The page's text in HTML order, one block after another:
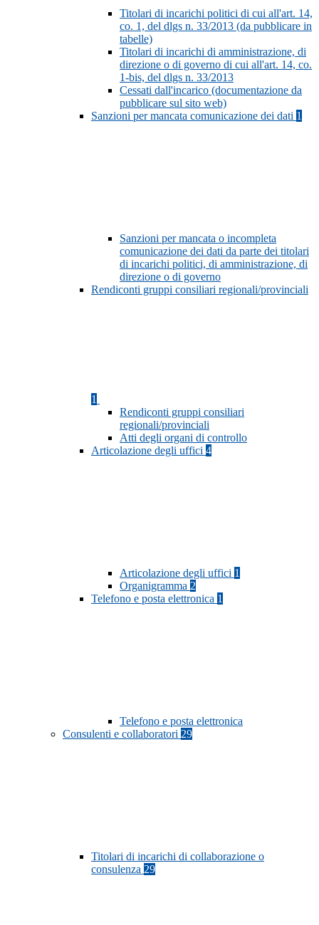
Titolari di incarichi politici di cui all'art. 14,
co. 1, del dlgs n. 33/2013 (da pubblicare in
tabelle)
Titolari di incarichi di amministrazione, di
direzione o di governo di cui all'art. 14, co.
1-bis, del dlgs n. 33/2013
Cessati dall'incarico (documentazione da
pubblicare sul sito web)
Sanzioni per mancata comunicazione dei dati 1
Sanzioni per mancata o incompleta
comunicazione dei dati da parte dei titolari
di incarichi politici, di amministrazione, di
direzione o di governo
Rendiconti gruppi consiliari regionali/provinciali
1
Rendiconti gruppi consiliari
regionali/provinciali
Atti degli organi di controllo
Articolazione degli uffici 4
Articolazione degli uffici 1
Organigramma 2
Telefono e posta elettronica 1
Telefono e posta elettronica
Consulenti e collaboratori 29
Titolari di incarichi di collaborazione o
consulenza 29